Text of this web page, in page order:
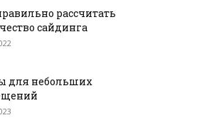
рассчитать
сайдинга
для небольших